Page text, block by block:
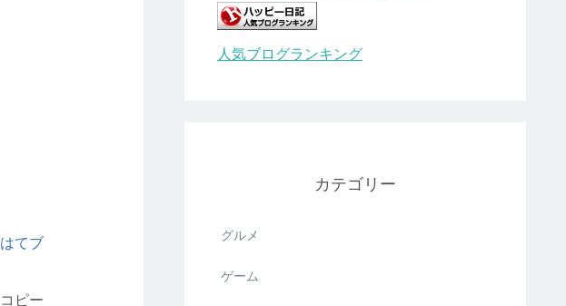
はてブ
コピー
人気ブログランキング
カテゴリー
グルメ
ゲーム